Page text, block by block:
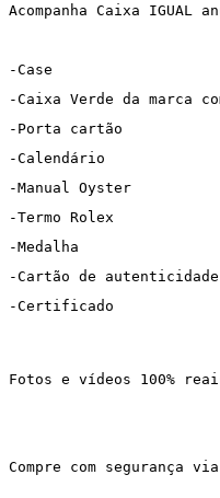
Acompanha Caixa IGUAL
-Case
-Caixa Verde da marca
-Porta cartão
-Calendário
-Manual Oyster
-Termo Rolex
-Medalha
-Cartão de autenticidade
-Certificado
Fotos e vídeos 100%
Compre com segurança